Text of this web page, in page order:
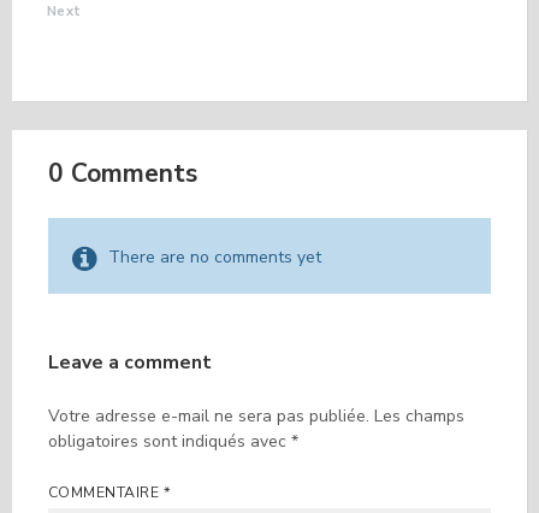
Next
0 Comments
There are no comments yet
Leave a comment
Votre adresse e-mail ne sera pas publiée. Les champs
obligatoires sont indiqués avec *
COMMENTAIRE *